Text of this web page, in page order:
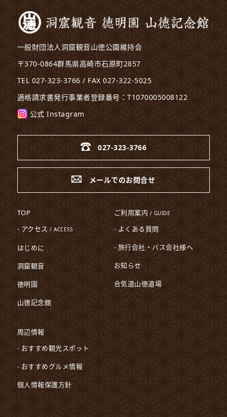
一般財団法人洞窟観音山徳公園維持会
〒370-0864群馬県高崎市石原町2857
TEL 027-323-3766 / FAX 027-322-5025
適格請求書発行事業者登録番号：T1070005008122
公式 Instagram
027-323-3766
メールでのお問合せ
TOP
- アクセス / ACCESS
はじめに
洞窟観音
徳明園
山徳記念館
ご利用案内 / GUIDE
- よくある質問
- 旅行会社・バス会社様へ
お知らせ
合気道山徳道場
周辺情報
- おすすめ観光スポット
- おすすめグルメ情報
個人情報保護方針